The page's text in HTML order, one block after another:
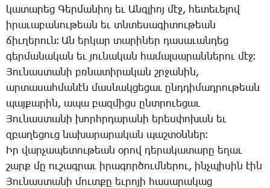
կա­տա­րեց ­Գեր­մա­նիոյ եւ Անգ­լիոյ մէջ, հե­տե­ւե­լով
ի­րա­ւա­բա­նու­թեան եւ տնտե­սա­գի­տու­թեան
ճիւ­ղե­րուն։ Ան եր­կար տա­րի­ներ դա­սա­ւան­դեց
գեր­մա­նա­կան եւ յու­նա­կան հա­մալ­սա­րան­նե­րու մէջ։
­Յու­նաս­տա­նի բռնա­տի­րա­կան շրջա­նին,
ար­տա­սահ­մա­նէն մաս­նակ­ցե­ցաւ ընդ­դի­մադ­րու­թեան
պայ­քա­րին, ա­պա բազ­միցս ընտ­րո­ւե­ցաւ
­Յու­նաս­տա­նի խորհրդա­րա­նի ե­րես­փո­խան եւ
զբա­ղե­ցուց նա­խա­րա­րա­կան պաշ­տօն­ներ։
Իր վար­չա­պե­տու­թեան օ­րով դե­րա­կա­տարը ե­ղաւ
շարք մը ու­շագ­րաւ ի­րա­գոր­ծում­նե­րու, ինչ­պի­սին էին
­Յու­նաս­տա­նի մուտ­քը եւ­րո­յի հա­սա­րա­կաց